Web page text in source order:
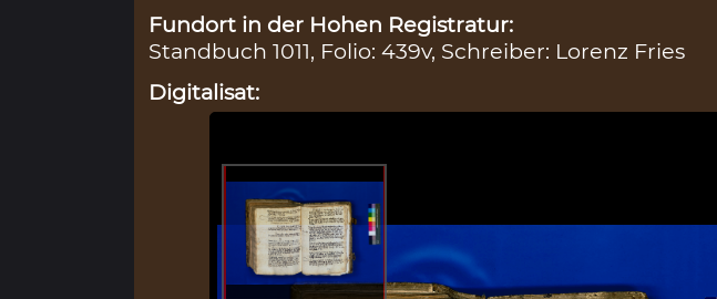
Fundort in der Hohen Registratur:
Standbuch 1011, Folio: 439v, Schreiber: Lorenz Fries
Digitalisat: